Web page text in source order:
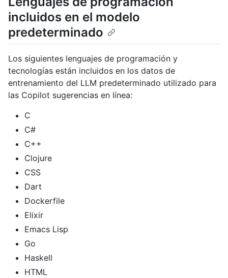
incluidos en el modelo
predeterminado
Los siguientes lenguajes de programación y
tecnologías están incluidos en los datos de
entrenamiento del LLM predeterminado utilizado para
las Copilot sugerencias en línea:
C
C#
C++
Clojure
CSS
Dart
Dockerfile
Elixir
Emacs Lisp
Go
Haskell
HTML